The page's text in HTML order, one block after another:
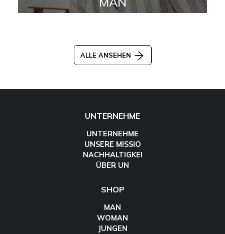
ALLE ANSEHEN
UNTERNEHME
UNTERNEHME
UNSERE MISSIO
NACHHALTIGKEI
ÜBER UN
SHOP
MAN
WOMAN
JUNGEN